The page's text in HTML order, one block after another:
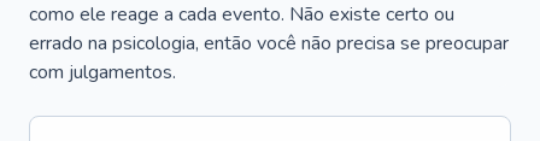
como ele reage a cada evento. Não existe certo ou
errado na psicologia, então você não precisa se preocupar
com julgamentos.